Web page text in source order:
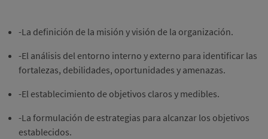
-La definición de la misión y visión de la organización.
-El análisis del entorno interno y externo para identificar las
fortalezas, debilidades, oportunidades y amenazas.
-El establecimiento de objetivos claros y medibles.
-La formulación de estrategias para alcanzar los objetivos
establecidos.